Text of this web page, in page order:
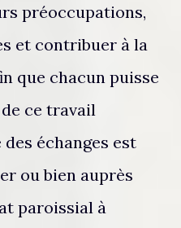
préoccupations,
et contribuer à la
que chacun puisse
ce travail
échanges est
ou bien auprès
paroissial à